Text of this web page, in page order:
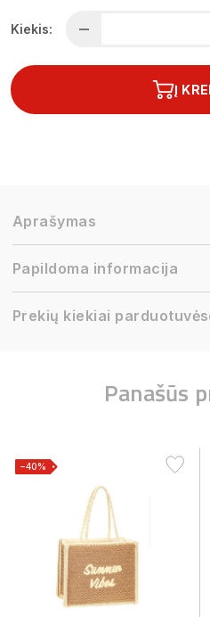
Kiekis:
Į
Aprašymas
Papildoma informacija
Prekių kiekiai
Panašūs
−40%